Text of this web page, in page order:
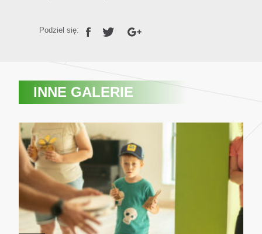
Podziel się:
INNE GALERIE